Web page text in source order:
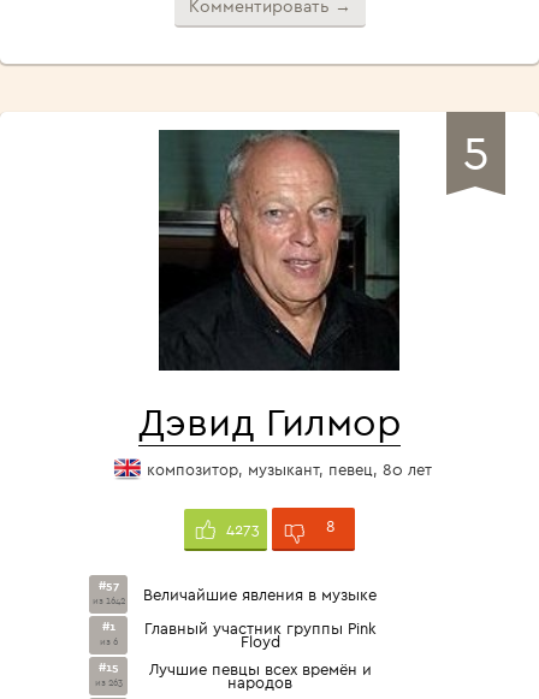
Комментировать →
5
Дэвид Гилмор
композитор, музыкант, певец, 80 лет
4273 8
#57
из 1642 Величайшие явления в музыке
#1
из 6
Главный участник группы Pink
Floyd
#15
из 263
Лучшие певцы всех времён и
народов